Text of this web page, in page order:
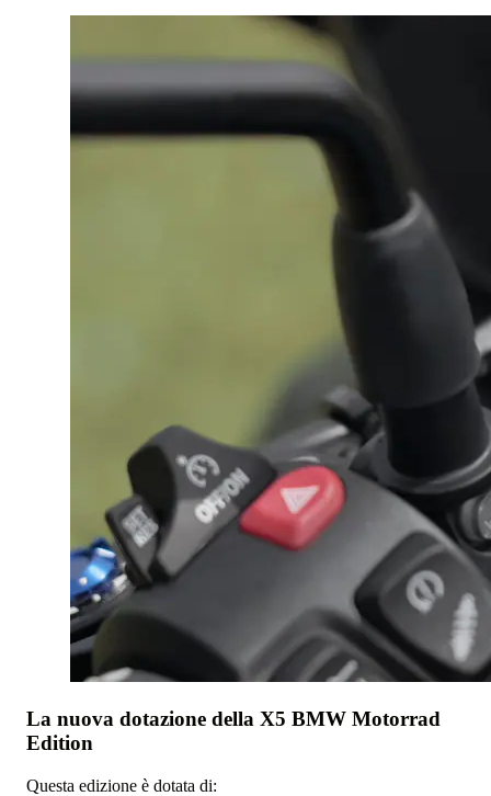
La nuova dotazione della X5 BMW Motorrad
Edition
Questa edizione è dotata di: